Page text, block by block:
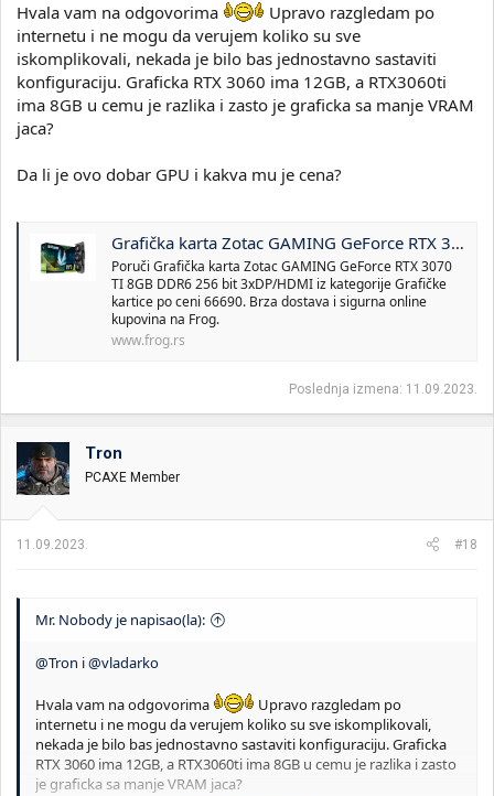
Hvala vam na odgovorima
Upravo razgledam po
internetu i ne mogu da verujem koliko su sve
iskomplikovali, nekada je bilo bas jednostavno sastaviti
konfiguraciju. Graficka RTX 3060 ima 12GB, a RTX3060ti
ima 8GB u cemu je razlika i zasto je graficka sa manje VRAM
jaca?
Da li je ovo dobar GPU i kakva mu je cena?
Grafička karta Zotac GAMING GeForce RTX 3070 TI 8GB DDR6 256 bit 3xDP/HDMI | Kupi online | Frog
Poruči Grafička karta Zotac GAMING GeForce RTX 3070
TI 8GB DDR6 256 bit 3xDP/HDMI iz kategorije Grafičke
kartice po ceni 66690. Brza dostava i sigurna online
kupovina na Frog.
www.frog.rs
Poslednja izmena: 11.09.2023.
Tron
PCAXE Member
11.09.2023. #18
Mr. Nobody je napisao(la):
@Tron i@vladarko
Hvala vam na odgovorima
Upravo razgledam po
internetu i ne mogu da verujem koliko su sve iskomplikovali,
nekada je bilo bas jednostavno sastaviti konfiguraciju. Graficka
RTX 3060 ima 12GB, a RTX3060ti ima 8GB u cemu je razlika i zasto
je graficka sa manje VRAM jaca?